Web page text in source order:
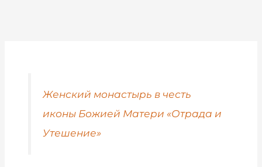
Женский монастырь в честь
иконы Божией Матери «Отрада и
Утешение»